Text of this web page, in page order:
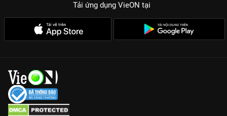
Tải ứng dụng VieON tại